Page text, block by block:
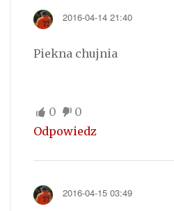
2016-04-14 21:40
Piekna chujnia
0
0
Odpowiedz
2016-04-15 03:49